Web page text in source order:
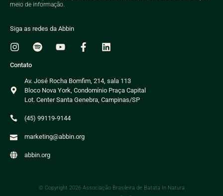
meio de informação.
Siga as redes da Abbin
Contato
Av. José Rocha Bomfim, 214, sala 113
Bloco Nova York, Condomínio Praça Capital
Lot. Center Santa Genebra, Campinas/SP
(45) 99119-9144
marketing@abbin.org
abbin.org
© Copyright 2026 Associação Brasileira de Batata In Natura